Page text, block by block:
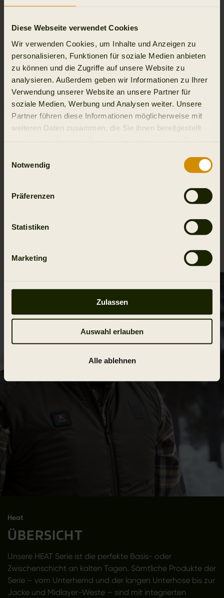
Diese Webseite verwendet Cookies
Wir verwenden Cookies, um Inhalte und Anzeigen zu
personalisieren, Funktionen für soziale Medien anbieten
zu können und die Zugriffe auf unsere Website zu
analysieren. Außerdem geben wir Informationen zu Ihrer
Verwendung unserer Website an unsere Partner für
soziale Medien, Werbung und Analysen weiter. Unsere
Partner führen diese Informationen möglicherweise mit
weiteren Daten zusammen, die Sie ihnen bereitgestellt
Notwendig
Präferenzen
Statistiken
Marketing
Zulassen
Auswahl erlauben
Alle ablehnen
Full Stretch
Moderne
Passform
Feuchtigkeitstransportierend
Schnelltrocknend
Heat
ÜBERSICHT
Unsere HEAT Serie ist die perfekte Basis- oder
Zwischenschicht an kalten Tagen. Sämtliche Produkte der
Serie – vom Unterhemd und der langen Unterhose bis zur
Jacke und Midlayer-Weste – sind mit integrierten